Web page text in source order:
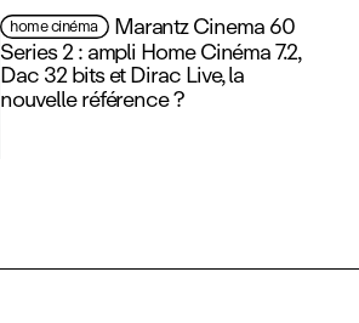
home cinéma Marantz Cinema 60
Series 2 : ampli Home Cinéma 7.2,
Dac 32 bits et Dirac Live, la
nouvelle référence ?